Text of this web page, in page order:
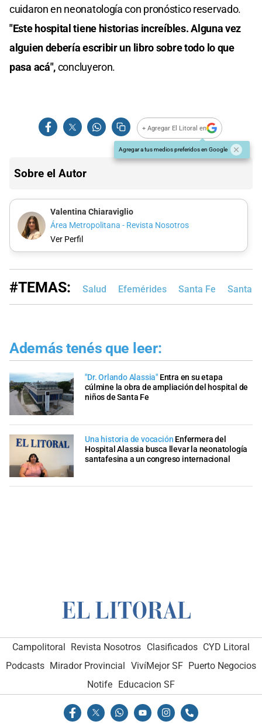
cuidaron en neonatología con pronóstico reservado.
"Este hospital tiene historias increíbles. Alguna vez
alguien debería escribir un libro sobre todo lo que
pasa acá",concluyeron.
+ Agregar El Litoral en
Agregar a tus medios preferidos en Google
Sobre el Autor
Valentina Chiaraviglio
Área Metropolitana - Revista Nosotros
Ver Perfil
#TEMAS: Salud Efemérides Santa Fe Santa
Además tenés que leer:
"Dr. Orlando Alassia" Entra en su etapa
cúlmine la obra de ampliación del hospital de
niños de Santa Fe
Una historia de vocación Enfermera del
Hospital Alassia busca llevar la neonatología
santafesina a un congreso internacional
Campolitoral Revista Nosotros Clasificados CYD Litoral
Podcasts Mirador Provincial VivíMejor SF Puerto Negocios
Notife Educacion SF